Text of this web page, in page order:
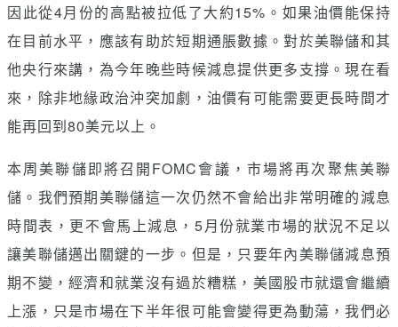
因此從4月份的高點被拉低了大約15%。如果油價能保持
在目前水平，應該有助於短期通脹數據。對於美聯儲和其
他央行來講，為今年晚些時候減息提供更多支撐。現在看
來，除非地緣政治沖突加劇，油價有可能需要更長時間才
能再回到80美元以上。
本周美聯儲即將召開FOMC會議，市場將再次聚焦美聯
儲。我們預期美聯儲這一次仍然不會給出非常明確的減息
時間表，更不會馬上減息，5月份就業市場的狀況不足以
讓美聯儲邁出關鍵的一步。但是，只要年內美聯儲減息預
期不變，經濟和就業沒有過於糟糕，美國股市就還會繼續
上漲，只是市場在下半年很可能會變得更為動蕩，我們必